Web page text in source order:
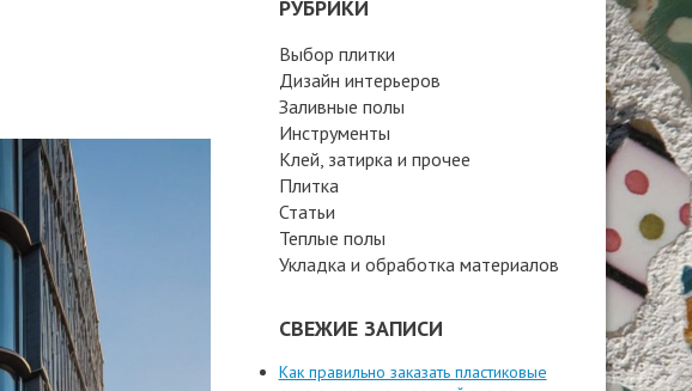
РУБРИКИ
Выбор плитки
Дизайн интерьеров
Заливные полы
Инструменты
Клей, затирка и прочее
Плитка
Статьи
Теплые полы
Укладка и обработка материалов
СВЕЖИЕ ЗАПИСИ
Как правильно заказать пластиковые